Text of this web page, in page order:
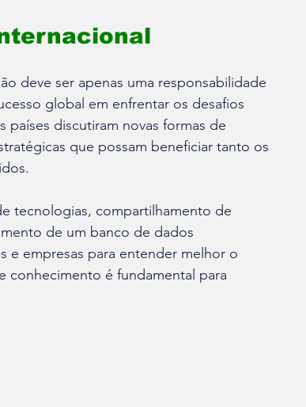
deve ser apenas uma responsabilidade
global em enfrentar os desafios
países discutiram novas formas de
que possam beneficiar tanto os
tecnologias, compartilhamento de
de um banco de dados
e empresas para entender melhor o
conhecimento é fundamental para